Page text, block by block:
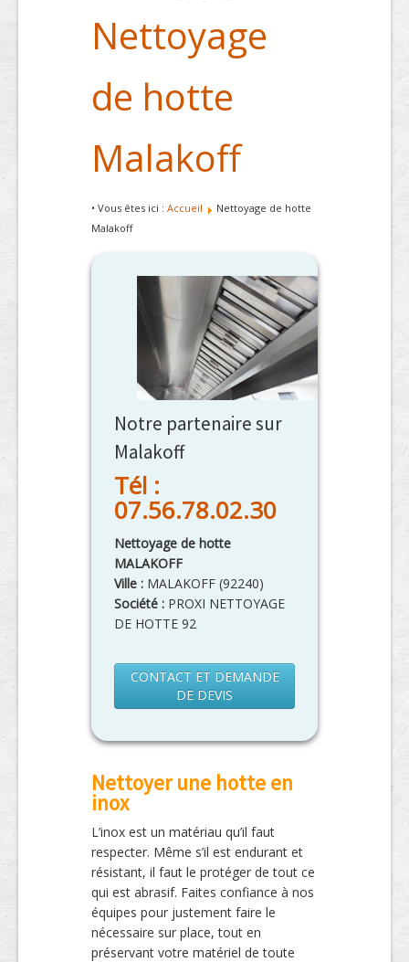
Nettoyage
de hotte
Malakoff
• Vous êtes ici : Accueil
Nettoyage de hotte
Malakoff
Notre partenaire sur
Malakoff
Tél :
07.56.78.02.30
Nettoyage de hotte
MALAKOFF
Ville : MALAKOFF (92240)
Société : PROXI NETTOYAGE
DE HOTTE 92
CONTACT ET DEMANDE
DE DEVIS
Nettoyer une hotte en
inox
L’inox est un matériau qu’il faut
respecter. Même s’il est endurant et
résistant, il faut le protéger de tout ce
qui est abrasif. Faites confiance à nos
équipes pour justement faire le
nécessaire sur place, tout en
préservant votre matériel de toute